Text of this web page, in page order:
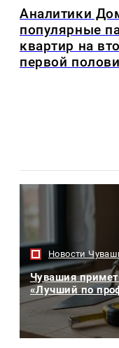
Аналитики
популярные
квартир на
первой
Новости
Чувашия
«Лучший по